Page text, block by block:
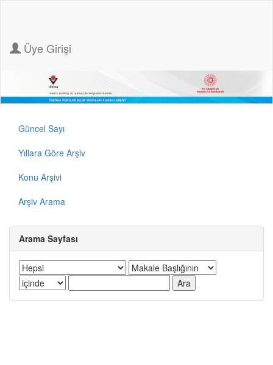
Üye Girişi
Güncel Sayı
Yıllara Göre Arşiv
Konu Arşivi
Arşiv Arama
Arama Sayfası